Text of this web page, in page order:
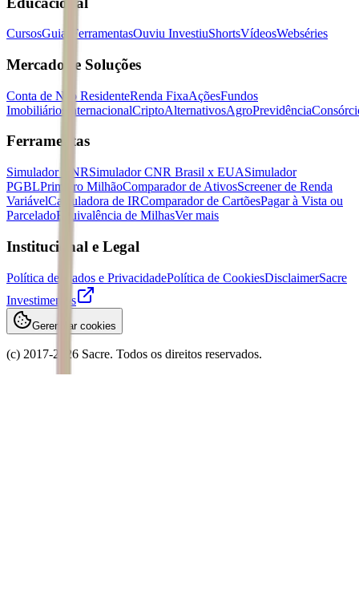
CursosGuias FerramentasOuviu InvestiuShortsVídeosWebséries
Mercados e Soluções
Conta de Não ResidenteRenda FixaAçõesFundos
Imobiliários
InternacionalCriptoAlternativosAgroPrevidência
Ferramentas
Simulador CNRSimulador CNR Brasil x EUASimulador
PGBLPrimeiro MilhãoComparador de AtivosScreener de Renda
VariávelCalculadora de IRComparador de CartõesPagar à Vista ou
ParceladoEquivalência de MilhasVer mais
Institucional e Legal
Política de Dados e PrivacidadePolítica de CookiesDisclaimerSacre
Investimentos
Gerenciar cookies
(c) 2017-2026 Sacre. Todos os direitos reservados.